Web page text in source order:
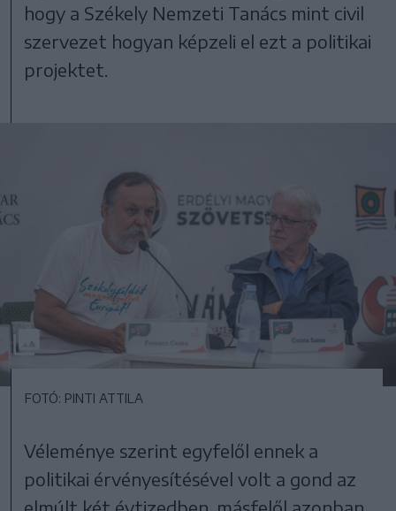
hogy a Székely Nemzeti Tanács mint civil
szervezet hogyan képzeli el ezt a politikai
projektet.
FOTÓ: PINTI ATTILA
Véleménye szerint egyfelől ennek a
politikai érvényesítésével volt a gond az